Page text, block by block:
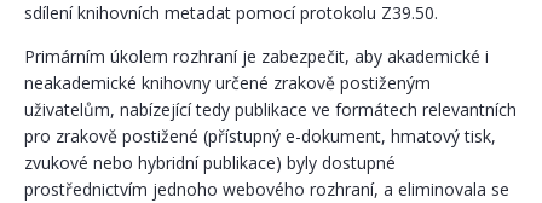
sdílení knihovních metadat pomocí protokolu Z39.50.
Primárním úkolem rozhraní je zabezpečit, aby akademické i
neakademické knihovny určené zrakově postiženým
uživatelům, nabízející tedy publikace ve formátech relevantních
pro zrakově postižené (přístupný e-dokument, hmatový tisk,
zvukové nebo hybridní publikace) byly dostupné
prostřednictvím jednoho webového rozhraní, a eliminovala se